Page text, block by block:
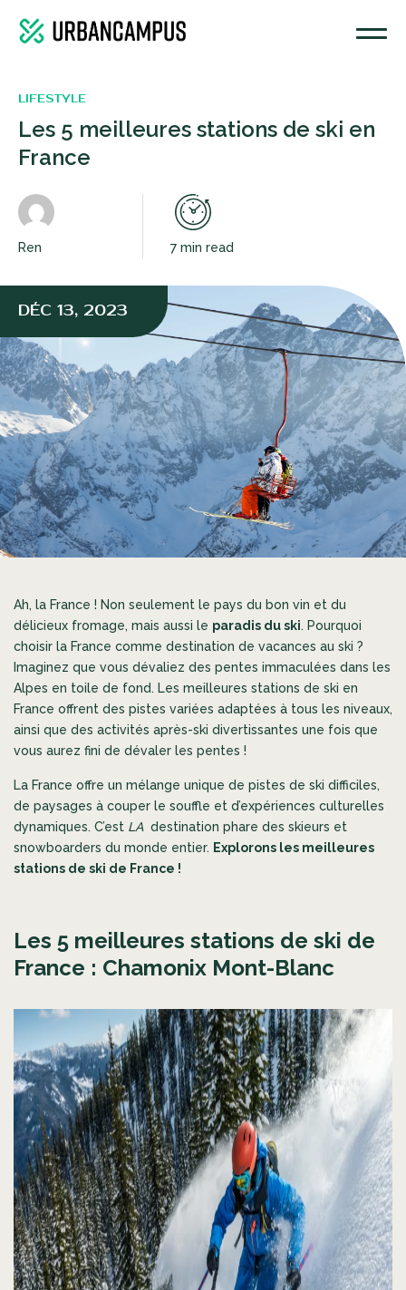
DÉC 13, 2023
LIFESTYLE
Les 5 meilleures stations de ski en
France
Ren 7 min read
Ah, la France ! Non seulement le pays du bon vin et du
délicieux fromage, mais aussi le paradis du ski. Pourquoi
choisir la France comme destination de vacances au ski ?
Imaginez que vous dévaliez des pentes immaculées dans les
Alpes en toile de fond. Les meilleures stations de ski en
France offrent des pistes variées adaptées à tous les niveaux,
ainsi que des activités après-ski divertissantes une fois que
vous aurez fini de dévaler les pentes !
La France offre un mélange unique de pistes de ski difficiles,
de paysages à couper le souffle et d’expériences culturelles
dynamiques. C’est LA destination phare des skieurs et
snowboarders du monde entier. Explorons les meilleures
stations de ski de France !
Les 5 meilleures stations de ski de
France : Chamonix Mont-Blanc